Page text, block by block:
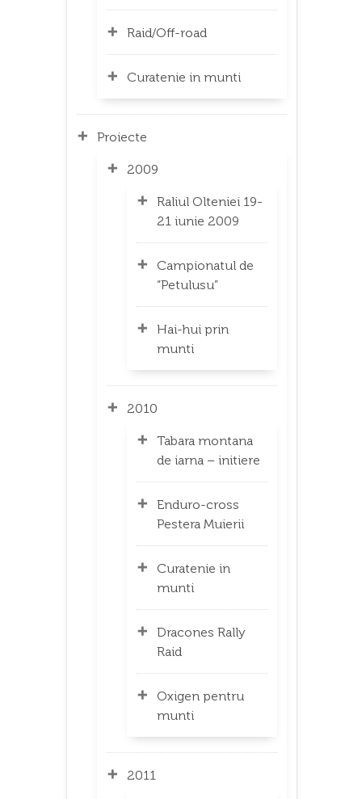
Raid/Off-road
Curatenie in munti
Proiecte
2009
Raliul Olteniei 19-
21 iunie 2009
Campionatul de
“Petulusu”
Hai-hui prin
munti
2010
Tabara montana
de iarna – initiere
Enduro-cross
Pestera Muierii
Curatenie in
munti
Dracones Rally
Raid
Oxigen pentru
munti
2011